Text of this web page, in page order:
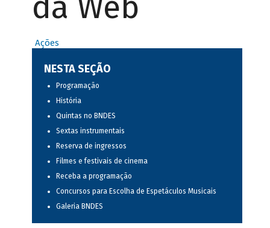
Ações
NESTA SEÇÃO
Programação
História
Quintas no BNDES
Sextas instrumentais
Reserva de ingressos
Filmes e festivais de cinema
Receba a programação
Concursos para Escolha de Espetáculos Musicais
Galeria BNDES